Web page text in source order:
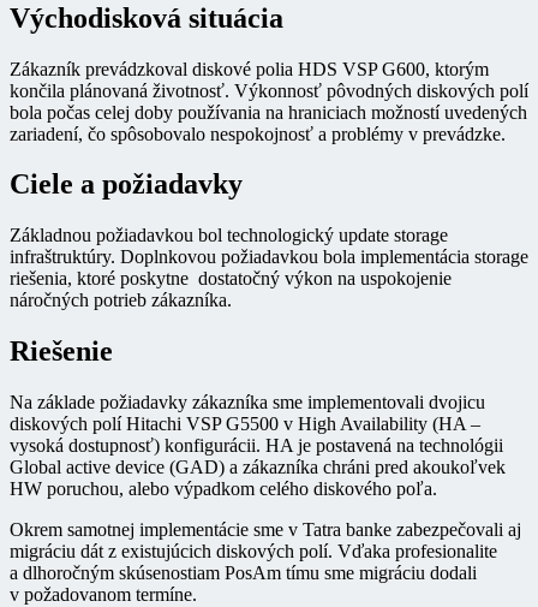
Východisková situácia
Zákazník prevádzkoval diskové polia HDS VSP G600, ktorým
končila plánovaná životnosť. Výkonnosť pôvodných diskových polí
bola počas celej doby používania na hraniciach možností uvedených
zariadení, čo spôsobovalo nespokojnosť a problémy v prevádzke.
Ciele a požiadavky
Základnou požiadavkou bol technologický update storage
infraštruktúry. Doplnkovou požiadavkou bola implementácia storage
riešenia, ktoré poskytne dostatočný výkon na uspokojenie
náročných potrieb zákazníka.
Riešenie
Na základe požiadavky zákazníka sme implementovali dvojicu
diskových polí Hitachi VSP G5500 v High Availability (HA –
vysoká dostupnosť) konfigurácii. HA je postavená na technológii
Global active device (GAD) a zákazníka chráni pred akoukoľvek
HW poruchou, alebo výpadkom celého diskového poľa.
Okrem samotnej implementácie sme v Tatra banke zabezpečovali aj
migráciu dát z existujúcich diskových polí. Vďaka profesionalite
a dlhoročným skúsenostiam PosAm tímu sme migráciu dodali
v požadovanom termíne.